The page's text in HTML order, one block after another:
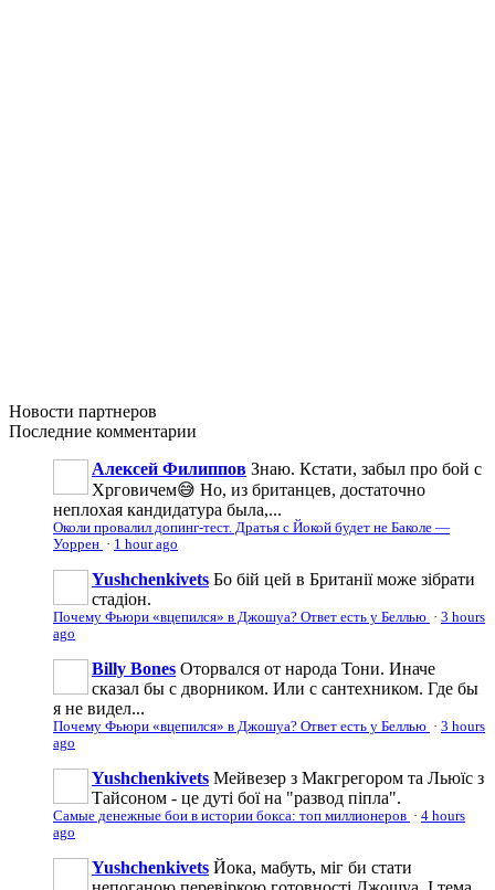
Новости партнеров
Последние комментарии
Алексей Филиппов Знаю. Кстати, забыл про бой с
Хрговичем😅 Но, из британцев, достаточно
неплохая кандидатура была,...
Околи провалил допинг-тест. Дратья с Йокой будет не Баколе —
Уоррен · 1 hour ago
Yushchenkivets Бо бій цей в Британії може зібрати
стадіон.
Почему Фьюри «вцепился» в Джошуа? Ответ есть у Беллью · 3 hours
ago
Billy Bones Оторвался от народа Тони. Иначе
сказал бы с дворником. Или с сантехником. Где бы
я не видел...
Почему Фьюри «вцепился» в Джошуа? Ответ есть у Беллью · 3 hours
ago
Yushchenkivets Мейвезер з Макгрегором та Льюїс з
Тайсоном - це дуті бої на "развод піпла".
Самые денежные бои в истории бокса: топ миллионеров · 4 hours
ago
Yushchenkivets Йока, мабуть, міг би стати